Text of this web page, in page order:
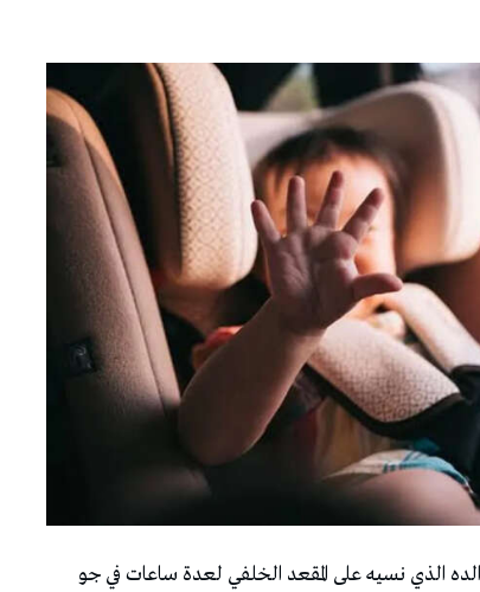
3 سنوات في سيارة والده الذي نسيه على المقعد الخلفي لعدة ساعات في جو